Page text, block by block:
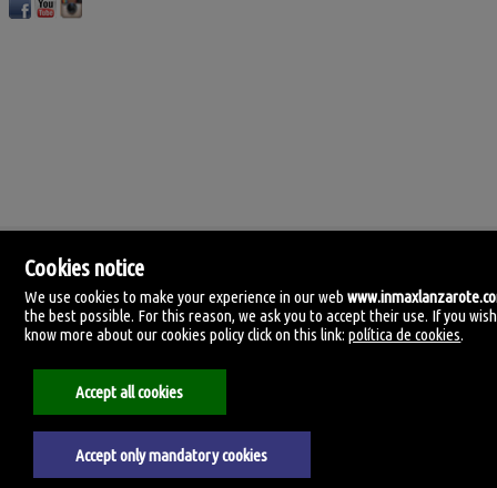
IN-MAX Lanzarote
Spagna
0034690374507
Cookies notice
We use cookies to make your experience in our web
the best possible. For this reason, we ask you to accept their use. If you
know more about our cookies policy click on this link:política de cookies.
Accept all cookies
Accept only mandatory cookies